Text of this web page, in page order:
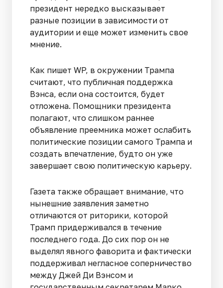
президент нередко высказывает
разные позиции в зависимости от
аудитории и еще может изменить свое
мнение.
Как пишет WP, в окружении Трампа
считают, что публичная поддержка
Вэнса, если она состоится, будет
отложена. Помощники президента
полагают, что слишком раннее
объявление преемника может ослабить
политические позиции самого Трампа и
создать впечатление, будто он уже
завершает свою политическую карьеру.
Газета также обращает внимание, что
нынешние заявления заметно
отличаются от риторики, которой
Трамп придерживался в течение
последнего года. До сих пор он не
выделял явного фаворита и фактически
поддерживал негласное соперничество
между Джей Ди Вэнсом и